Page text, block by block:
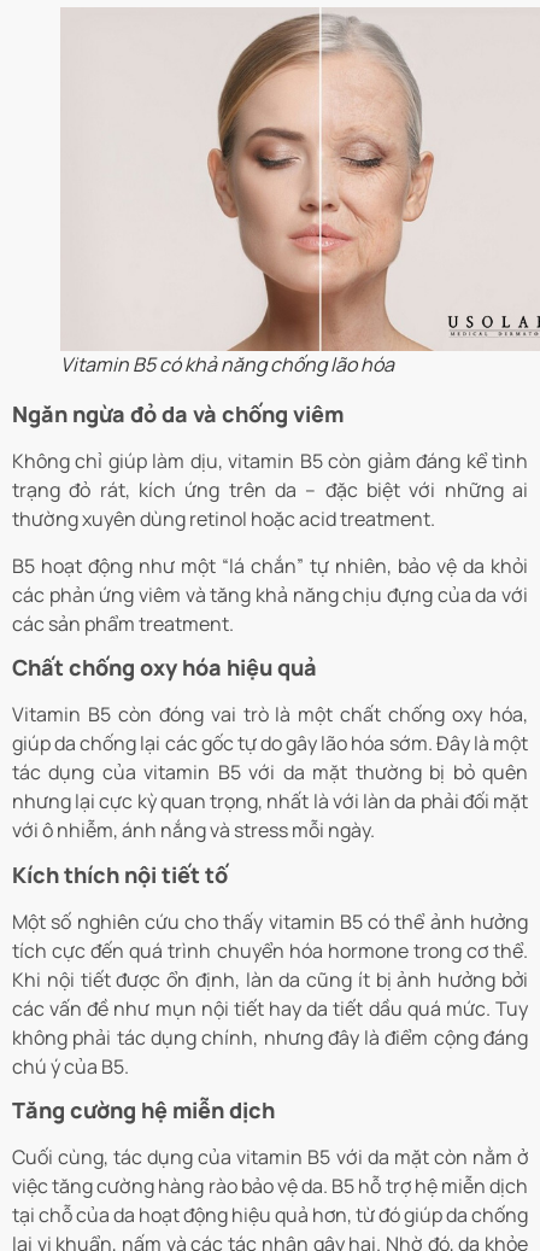
Vitamin B5 có khả năng chống lão hóa
Ngăn ngừa đỏ da và chống viêm
Không chỉ giúp làm dịu, vitamin B5 còn giảm đáng kể tình
trạng đỏ rát, kích ứng trên da – đặc biệt với những ai
thường xuyên dùng retinol hoặc acid treatment.
B5 hoạt động như một “lá chắn” tự nhiên, bảo vệ da khỏi
các phản ứng viêm và tăng khả năng chịu đựng của da với
các sản phẩm treatment.
Chất chống oxy hóa hiệu quả
Vitamin B5 còn đóng vai trò là một chất chống oxy hóa,
giúp da chống lại các gốc tự do gây lão hóa sớm. Đây là một
tác dụng của vitamin B5 với da mặt thường bị bỏ quên
nhưng lại cực kỳ quan trọng, nhất là với làn da phải đối mặt
với ô nhiễm, ánh nắng và stress mỗi ngày.
Kích thích nội tiết tố
Một số nghiên cứu cho thấy vitamin B5 có thể ảnh hưởng
tích cực đến quá trình chuyển hóa hormone trong cơ thể.
Khi nội tiết được ổn định, làn da cũng ít bị ảnh hưởng bởi
các vấn đề như mụn nội tiết hay da tiết dầu quá mức. Tuy
không phải tác dụng chính, nhưng đây là điểm cộng đáng
chú ý của B5.
Tăng cường hệ miễn dịch
Cuối cùng, tác dụng của vitamin B5 với da mặt còn nằm ở
việc tăng cường hàng rào bảo vệ da. B5 hỗ trợ hệ miễn dịch
tại chỗ của da hoạt động hiệu quả hơn, từ đó giúp da chống
lại vi khuẩn, nấm và các tác nhân gây hại. Nhờ đó, da khỏe